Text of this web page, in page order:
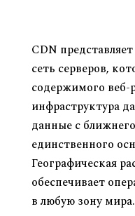
CDN
сеть серверов,
содержимого веб-
инфраструктура
данные с
единственного
Географическая
обеспечивает
в любую зону мира.